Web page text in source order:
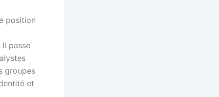
position
passe
groupes
et